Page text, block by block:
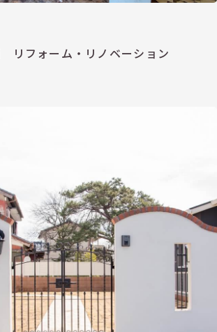
リフォーム・リノベーション